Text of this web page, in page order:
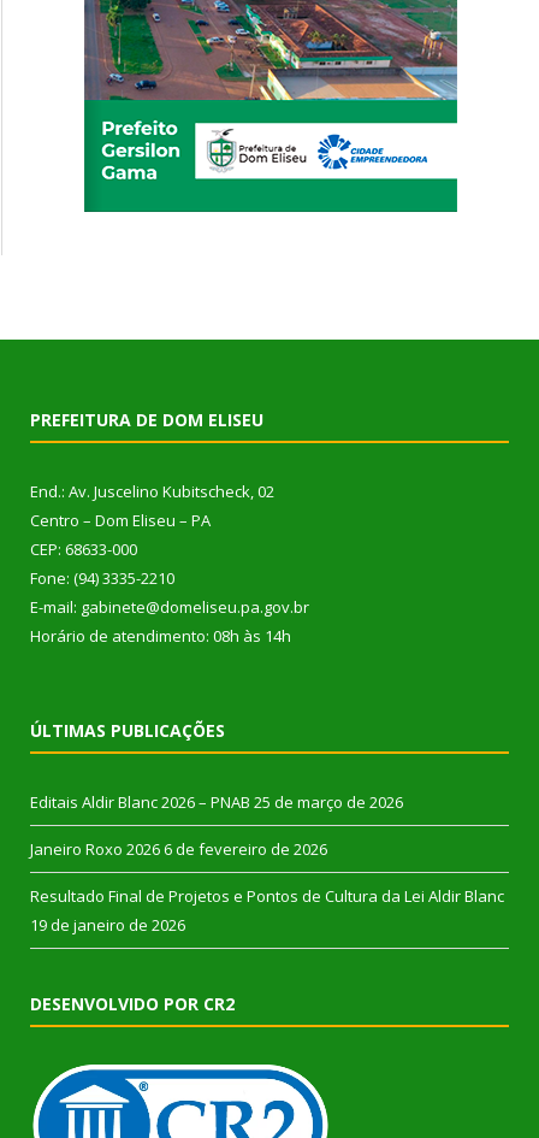
PREFEITURA DE DOM ELISEU
End.: Av. Juscelino Kubitscheck, 02
Centro – Dom Eliseu – PA
CEP: 68633-000
Fone: (94) 3335-2210
E-mail: gabinete@domeliseu.pa.gov.br
Horário de atendimento: 08h às 14h
ÚLTIMAS PUBLICAÇÕES
Editais Aldir Blanc 2026 – PNAB 25 de março de 2026
Janeiro Roxo 2026 6 de fevereiro de 2026
Resultado Final de Projetos e Pontos de Cultura da Lei Aldir Blanc
19 de janeiro de 2026
DESENVOLVIDO POR CR2